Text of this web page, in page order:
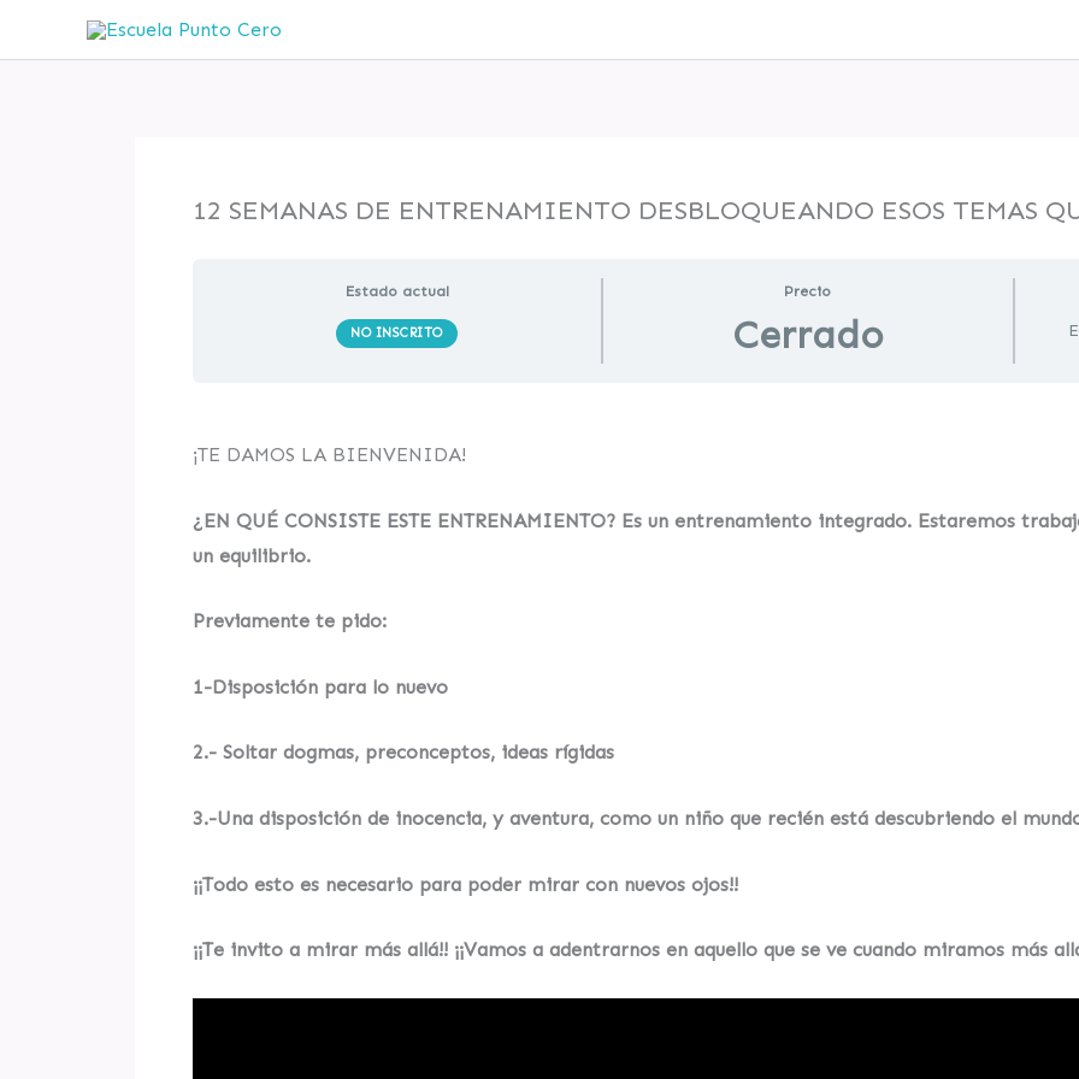
12 SEMANAS DE ENTRENAMIENTO​ DESBLOQUEANDO ESOS TEMAS
Estado actual
NO INSCRITO
Precio
Cerrado
¡TE DAMOS LA BIENVENIDA!
¿EN QUÉ CONSISTE ESTE ENTRENAMIENTO? Es un entrenamiento integrado. Estaremos
un equilibrio.
Previamente te pido:
1-Disposición para lo nuevo
2.- Soltar dogmas, preconceptos, ideas rígidas
3.-Una disposición de inocencia, y aventura, como un niño que recién está descubriendo el
¡¡Todo esto es necesario para poder mirar con nuevos ojos!!
¡¡Te invito a mirar más allá!! ¡¡Vamos a adentrarnos en aquello que se ve cuando miramos más